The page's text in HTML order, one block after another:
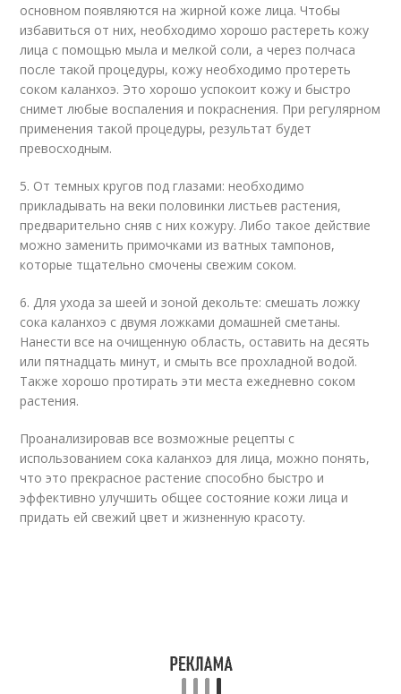
основном появляются на жирной коже лица. Чтобы
избавиться от них, необходимо хорошо растереть кожу
лица с помощью мыла и мелкой соли, а через полчаса
после такой процедуры, кожу необходимо протереть
соком каланхоэ. Это хорошо успокоит кожу и быстро
снимет любые воспаления и покраснения. При регулярном
применения такой процедуры, результат будет
превосходным.
5. От темных кругов под глазами: необходимо
прикладывать на веки половинки листьев растения,
предварительно сняв с них кожуру. Либо такое действие
можно заменить примочками из ватных тампонов,
которые тщательно смочены свежим соком.
6. Для ухода за шеей и зоной декольте: смешать ложку
сока каланхоэ с двумя ложками домашней сметаны.
Нанести все на очищенную область, оставить на десять
или пятнадцать минут, и смыть все прохладной водой.
Также хорошо протирать эти места ежедневно соком
растения.
Проанализировав все возможные рецепты с
использованием сока каланхоэ для лица, можно понять,
что это прекрасное растение способно быстро и
эффективно улучшить общее состояние кожи лица и
придать ей свежий цвет и жизненную красоту.